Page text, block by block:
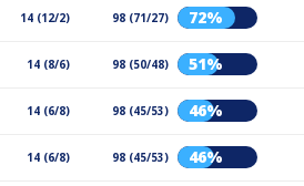
14 (12/2) 98 (71/27) 72%
14 (8/6) 98 (50/48) 51%
14 (6/8) 98 (45/53) 46%
14 (6/8) 98 (45/53) 46%